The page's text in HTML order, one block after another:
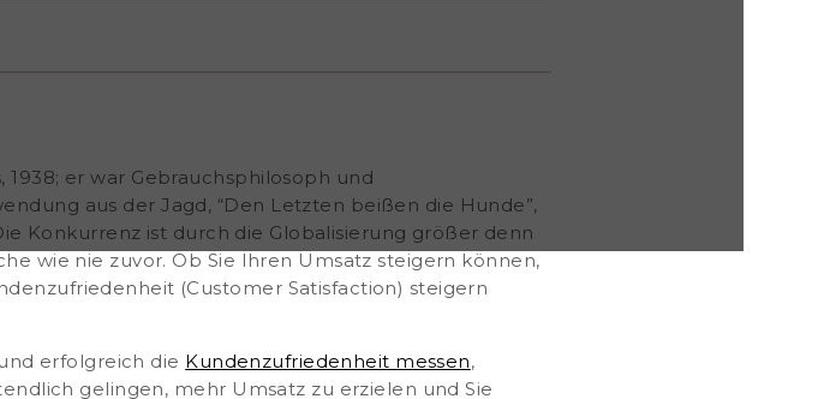
1938; er war Gebrauchsphilosoph und
aus der Jagd, “Den Letzten beißen die Hunde”,
Konkurrenz ist durch die Globalisierung größer denn
wie nie zuvor. Ob Sie Ihren Umsatz steigern können,
(Customer Satisfaction) steigern
erfolgreich die Kundenzufriedenheit messen,
gelingen, mehr Umsatz zu erzielen und Sie